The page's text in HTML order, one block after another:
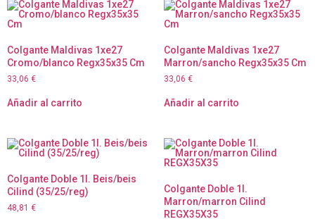
Colgante Maldivas 1xe27
Cromo/blanco Regx35x35 Cm
33,06 €
Añadir al carrito
Colgante Maldivas 1xe27
Marron/sancho Regx35x35 Cm
33,06 €
Añadir al carrito
Colgante Doble 1l. Beis/beis
Cilind (35/25/reg)
48,81 €
Colgante Doble 1l.
Marron/marron Cilind
REGX35X35